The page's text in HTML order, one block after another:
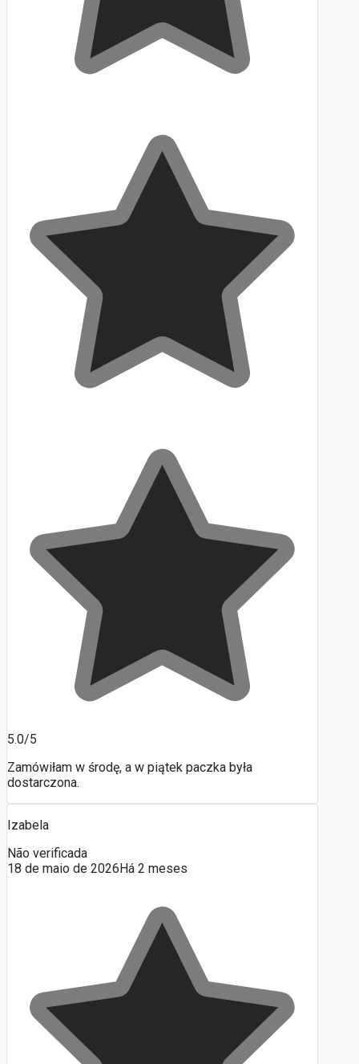
5.0/5
Zamówiłam w środę, a w piątek paczka była
dostarczona.
Izabela
Não verificada
18 de maio de 2026 Há 2 meses